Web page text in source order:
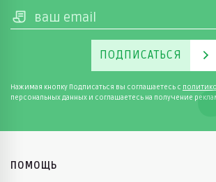
ПОДПИСАТЬСЯ
Нажимая кнопку Подписаться вы соглашаетесь с
персональных данных и соглашаетесь на получение
ПОМОЩЬ